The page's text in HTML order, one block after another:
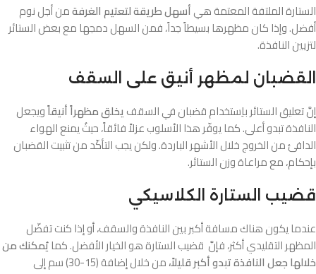
الستارة الملتفة المعتمة هيأسهل طريقة لتعتيم الغرفةمن أجل نوم
أفضل. وإذا كان مظهرها بسيطاً جداً، فمن السهل دمجها مع بعض الستائر
لتزيين النافذة.
القضبان لمظهر أنيق على السقف
إنَّ تعليق الستائر باِستخدام قضبان في السقفيخلق مظهراً أنيقاًويجعل
النافذة تبدو أعلى. كما يوفّر هذا الأسلوب عزلاً فائقاً، حيثُ يمنع الهواء
الدافئ من الخروج خلال الأشهر الباردة. ولكن يجب التأكّد من تثبيت القضبان
بإحكام، مع مراعاة وزن الستائر.
قضيب الستارة الكلاسيكي
عندما يكون هناك مسافة أكبر بين النافذة والسقف، أو إذا كنت تفضّل
المظهر التقليدي أكثر، فإنَّ قضيب الستارة هو الخيار الأفضل. كمايُمكنك من
خلالها جعل النافذة تبدو أكبر قليلاً،
من خلال إضافة (15-30) سم إلى